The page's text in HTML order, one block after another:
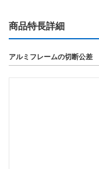
商品特長詳細
アルミフレームの切断公差